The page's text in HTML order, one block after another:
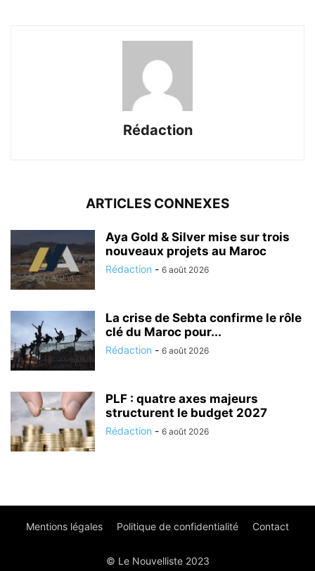
Rédaction
ARTICLES CONNEXES
Aya Gold & Silver mise sur trois
nouveaux projets au Maroc
Rédaction - 6 août 2026
La crise de Sebta confirme le rôle
clé du Maroc pour...
Rédaction - 6 août 2026
PLF : quatre axes majeurs
structurent le budget 2027
Rédaction - 6 août 2026
Mentions légales Politique de confidentialité Contact
© Le Nouvelliste 2023